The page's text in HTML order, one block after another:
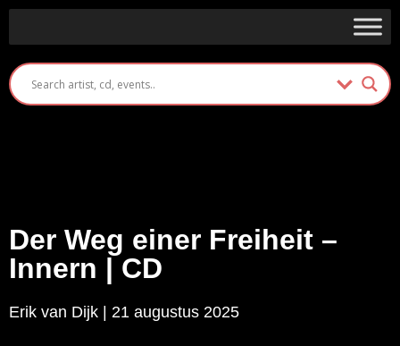
Der Weg einer Freiheit –
Innern | CD
Erik van Dijk | 21 augustus 2025